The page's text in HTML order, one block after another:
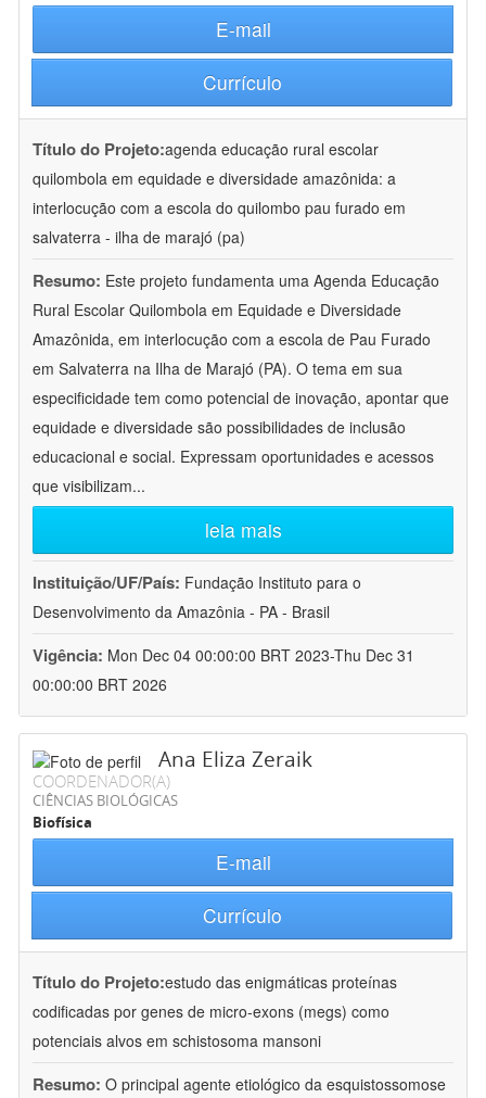
E-mail
Currículo
Título do Projeto:agenda educação rural escolar
quilombola em equidade e diversidade amazônida: a
interlocução com a escola do quilombo pau furado em
salvaterra - ilha de marajó (pa)
Resumo: Este projeto fundamenta uma Agenda Educação
Rural Escolar Quilombola em Equidade e Diversidade
Amazônida, em interlocução com a escola de Pau Furado
em Salvaterra na Ilha de Marajó (PA). O tema em sua
especificidade tem como potencial de inovação, apontar que
equidade e diversidade são possibilidades de inclusão
educacional e social. Expressam oportunidades e acessos
que visibilizam...
leia mais
Instituição/UF/País: Fundação Instituto para o
Desenvolvimento da Amazônia - PA - Brasil
Vigência: Mon Dec 04 00:00:00 BRT 2023-Thu Dec 31
00:00:00 BRT 2026
Ana Eliza Zeraik
COORDENADOR(A)
CIÊNCIAS BIOLÓGICAS
Biofísica
E-mail
Currículo
Título do Projeto:estudo das enigmáticas proteínas
codificadas por genes de micro-exons (megs) como
potenciais alvos em schistosoma mansoni
Resumo: O principal agente etiológico da esquistossomose